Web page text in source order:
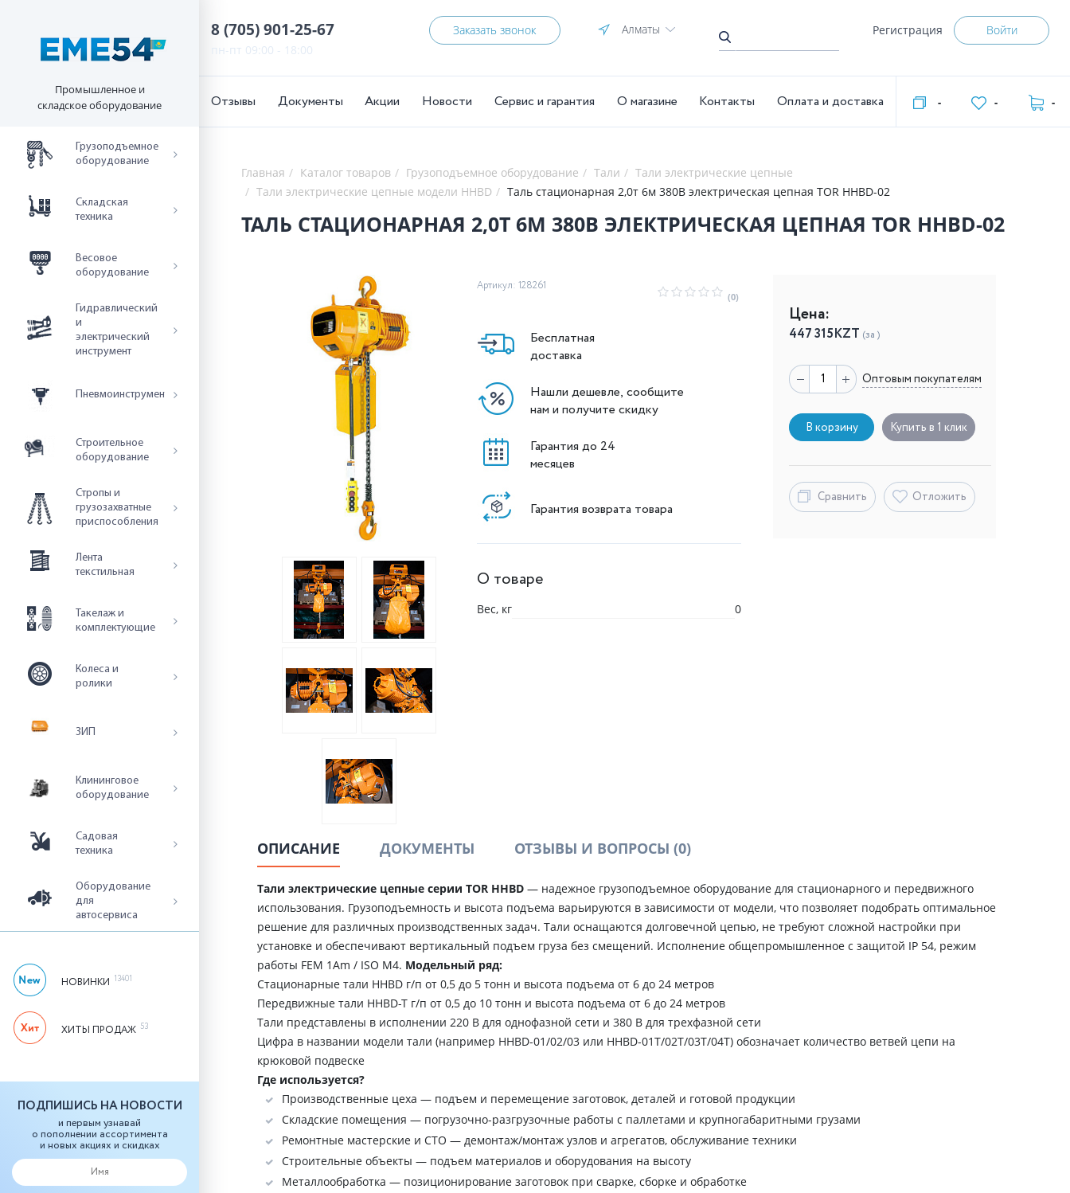
Промышленное и
складское оборудование
Грузоподъемное
оборудование
Складская
техника
Весовое
оборудование
Гидравлический
и
электрический
инструмент
Пневмоинструмент
Строительное
оборудование
Стропы и
грузозахватные
приспособления
Лента
текстильная
Такелаж и
комплектующие
Колеса и
ролики
ЗИП
Клининговое
оборудование
Садовая
техника
Оборудование
для
автосервиса
НОВИНКИ 13401
ХИТЫ ПРОДАЖ 53
ПОДПИШИСЬ НА НОВОСТИ
и первым узнавай
о пополнении ассортимента
и новых акциях и скидках
8 (705) 901-25-67
пн-пт 09:00 - 18:00
Заказать звонок Алматы Регистрация Войти
Отзывы Документы Акции Новости Сервис и гарантия О магазине Контакты Оплата и доставка - - -
Главная Каталог товаров Грузоподъемное оборудование Тали
Тали электрические цепные
Тали электрические цепные модели HHBD
Таль стационарная 2,0т 6м 380В электрическая цепная TOR HHBD-02
ТАЛЬ СТАЦИОНАРНАЯ 2,0Т 6М 380В ЭЛЕКТРИЧЕСКАЯ ЦЕПНАЯ TOR HHBD-02
Артикул: 128261
(0)
Бесплатная
доставка
Нашли дешевле, сообщите
нам и получите скидку
Гарантия до 24
месяцев
Гарантия возврата товара
О товаре
Вес, кг 0
Цена:
447 315KZT (за )
Оптовым покупателям
В корзину Купить в 1 клик
Сравнить Отложить
ОПИСАНИЕ ДОКУМЕНТЫ ОТЗЫВЫ И ВОПРОСЫ (0)
Тали электрические цепные серии TOR HHBD — надежное грузоподъемное оборудование для стационарного и передвижного
использования. Грузоподъемность и высота подъема варьируются в зависимости от модели, что позволяет подобрать оптимальное
решение для различных производственных задач. Тали оснащаются долговечной цепью, не требуют сложной настройки при
установке и обеспечивают вертикальный подъем груза без смещений. Исполнение общепромышленное с защитой IP 54, режим
работы FEM 1Аm / ISO M4. Модельный ряд:
Стационарные тали HHBD г/п от 0,5 до 5 тонн и высота подъема от 6 до 24 метров
Передвижные тали HHBD-T г/п от 0,5 до 10 тонн и высота подъема от 6 до 24 метров
Тали представлены в исполнении 220 В для однофазной сети и 380 В для трехфазной сети
Цифра в названии модели тали (например HHBD-01/02/03 или HHBD-01T/02T/03T/04T) обозначает количество ветвей цепи на
крюковой подвеске
Где используется?
Производственные цеха — подъем и перемещение заготовок, деталей и готовой продукции
Складские помещения — погрузочно-разгрузочные работы с паллетами и крупногабаритными грузами
Ремонтные мастерские и СТО — демонтаж/монтаж узлов и агрегатов, обслуживание техники
Строительные объекты — подъем материалов и оборудования на высоту
Металлообработка — позиционирование заготовок при сварке, сборке и обработке